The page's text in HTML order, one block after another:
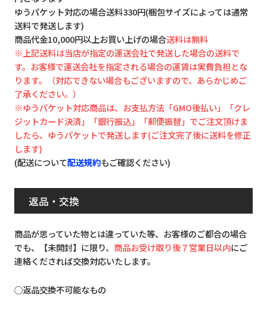
ゆうパケット対応の場合送料330円(梱包サイズによっては通常
送料で発送します)
商品代金10,000円以上お買い上げの場合送料は無料
※上記送料は当店が指定の運送会社で発送した場合の送料で
す。お客様で運送会社を指定される場合の運賃は実費負担とな
ります。（対応できない場合もございますので、あらかじめご
了承ください。）
※ゆうパケット対応商品は、お支払方法「GMO後払い」「クレ
ジットカード決済」「銀行振込」「郵便振替」でご注文頂けま
したら、ゆうパケットで発送します(ご注文完了後に送料を修正
します)
(配送について配送規約もご確認ください)
返品・交換
商品が思っていた物とは違っていた等、お客様のご都合の場合
でも、【未開封】に限り、 商品お受け取り後７営業日以内にご
連絡くだされば交換対応いたします。
◯返品交換不可能なもの